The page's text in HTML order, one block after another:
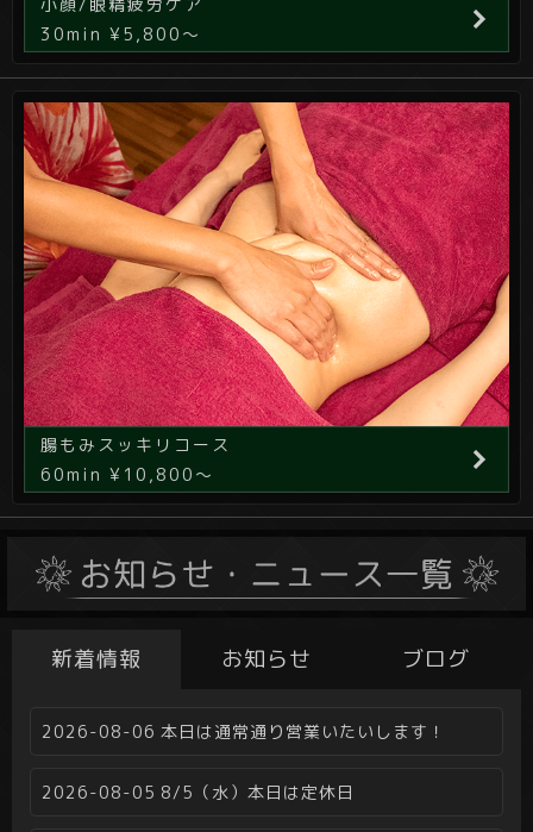
小顔/眼精疲労ケア
30min ¥5,800～
腸もみスッキリコース
60min ¥10,800～
新着情報 お知らせ ブログ
2026-08-06 本日は通常通り営業いたいします！
2026-08-05 8/5（水）本日は定休日